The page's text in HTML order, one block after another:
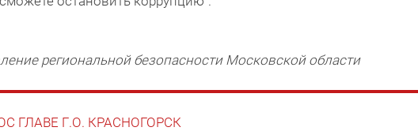
региональной безопасности Московской области
ГЛАВЕ Г.О. КРАСНОГОРСК